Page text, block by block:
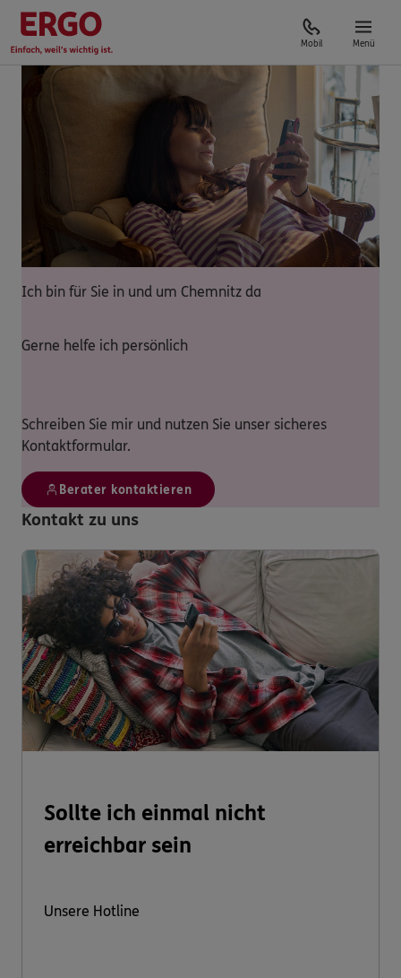
Mobil Menü
Ich bin für Sie in und um Chemnitz da
Gerne helfe ich persönlich
Schreiben Sie mir und nutzen Sie unser sicheres
Kontaktformular.
Berater kontaktieren
Kontakt zu uns
Sollte ich einmal nicht
erreichbar sein
Unsere Hotline